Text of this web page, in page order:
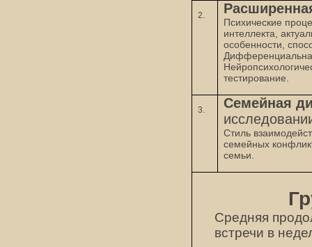
2.
Психические
интеллекта,
особенности,
тестирование.
3.
Семейная
Стиль
семейных
семьи.
Средняя
встречи в